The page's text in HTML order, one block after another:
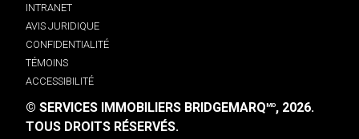
INTRANET
AVIS JURIDIQUE
CONFIDENTIALITÉ
TÉMOINS
ACCESSIBILITÉ
© SERVICES IMMOBILIERS BRIDGEMARQMD, 2026.
TOUS DROITS RÉSERVÉS.